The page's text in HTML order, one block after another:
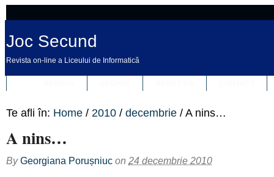
Joc Secund
Revista on-line a Liceului de Informatică
Te afli în: Home / 2010 / decembrie / A nins…
A nins…
ByGeorgiana Porușniuc on 24 decembrie 2010